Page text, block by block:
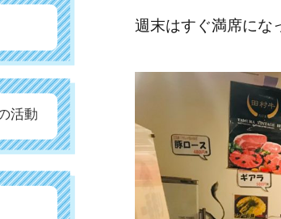
週末はすぐ満席にな
活動